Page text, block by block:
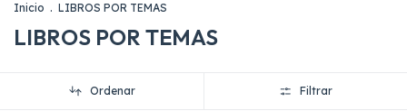
Inicio . LIBROS POR TEMAS
LIBROS POR TEMAS
Ordenar Filtrar